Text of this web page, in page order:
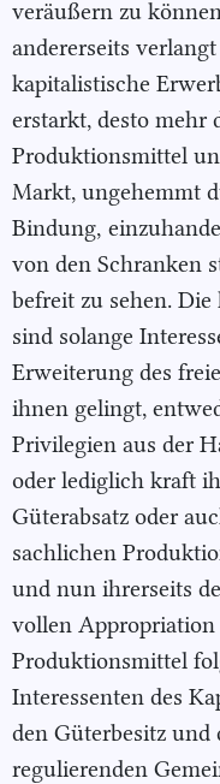
veräußern zu
andererseits
kapitalistische
erstarkt, desto mehr
Produktionsmittel
Markt, ungehemmt
Bindung,
von den Schranken
befreit zu sehen.
sind solange
Erweiterung des
ihnen gelingt,
Privilegien aus der
oder lediglich kraft
Güterabsatz oder
sachlichen
und nun ihrerseits
vollen
Produktionsmittel
Interessenten des
den Güterbesitz
regulierenden